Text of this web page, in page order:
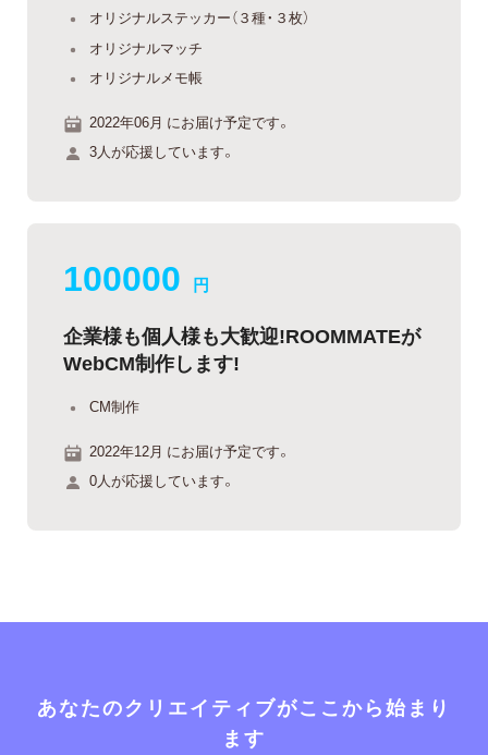
オリジナルステッカー（３種・３枚）
オリジナルマッチ
オリジナルメモ帳
2022年06月 にお届け予定です。
3人が応援しています。
100000 円
企業様も個人様も大歓迎!ROOMMATEが
WebCM制作します!
CM制作
2022年12月 にお届け予定です。
0人が応援しています。
あなたのクリエイティブがここから始まり
ます